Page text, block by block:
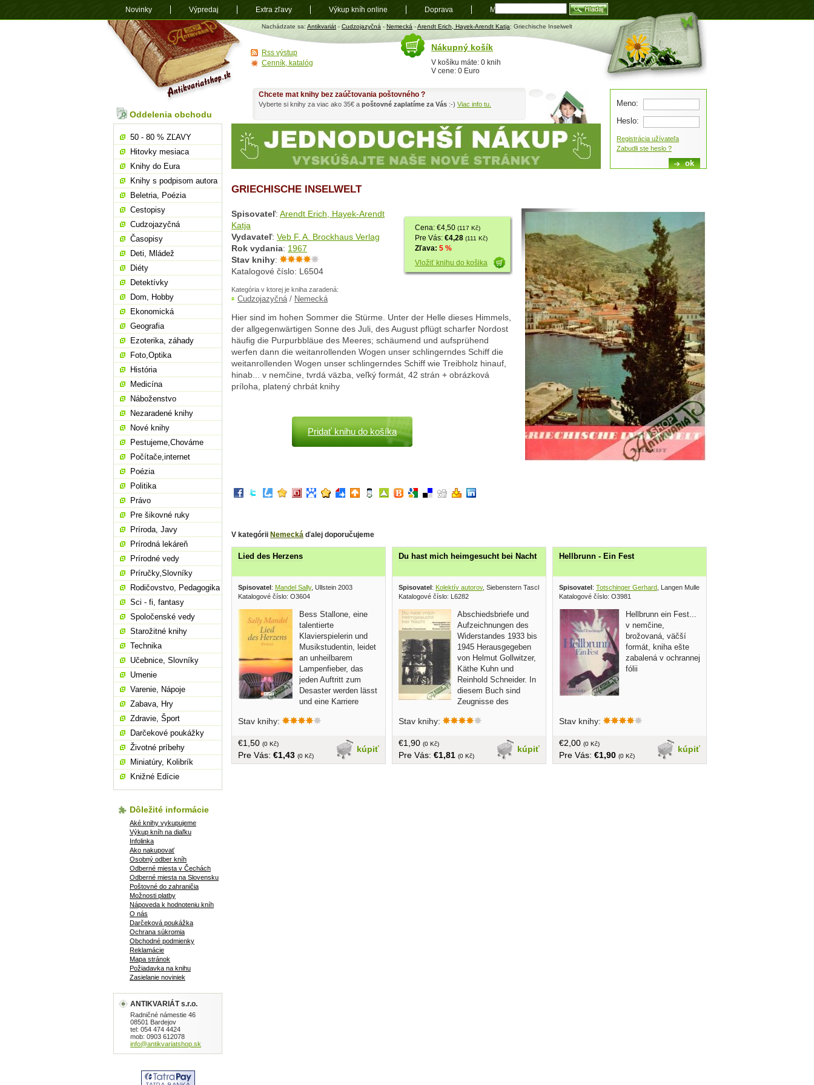
Antikvariát
shop.sk
Nachádzate sa: Antikvariát - Cudzojazyčná - Nemecká -Arendt Erich, Hayek-Arendt Katja: Griechische Inselwelt
GRIECHISCHE INSELWELT
Cena: €4,50 (117 Kč)
Pre Vás: €4,28 (111 Kč)
Zľava: 5 %
Vložiť knihu do košika
Spisovateľ: Arendt Erich, Hayek-Arendt
Katja
Vydavateľ: Veb F. A. Brockhaus Verlag
Rok vydania: 1967
Stav knihy:
Katalogové číslo: L6504
Kategória v ktorej je kniha zaradená:
Cudzojazyčná/ Nemecká
Hier sind im hohen Sommer die Stürme. Unter der Helle dieses Himmels,
der allgegenwärtigen Sonne des Juli, des August pflügt scharfer Nordost
häufig die Purpurbbläue des Meeres; schäumend und aufsprühend
werfen dann die weitanrollenden Wogen unser schlingerndes Schiff die
weitanrollenden Wogen unser schlingerndes Schiff wie Treibholz hinauf,
hinab... v nemčine, tvrdá väzba, veľký formát, 42 strán + obrázková
príloha, platený chrbát knihy
Pridať knihu do košíka
V kategórii Nemecká ďalej doporučujeme
Lied des Herzens
Spisovatel: Mandel Sally, Ullstein 2003
Katalogové číslo: O3604
Bess Stallone, eine
talentierte
Klavierspielerin und
Musikstudentin, leidet
an unheilbarem
Lampenfieber, das
jeden Auftritt zum
Desaster werden lässt
und eine Karriere
brožovaná,menší formát, 352 strán
Stav knihy:
kúpiť
€1,50 (0 Kč)
Pre Vás: €1,43 (0 Kč)
Du hast mich heimgesucht bei Nacht
Spisovatel: Kolektív autorov, Siebenstern Taschenbuch Verlag 1954
Katalogové číslo: L6282
Abschiedsbriefe und
Aufzeichnungen des
Widerstandes 1933 bis
1945 Herausgegeben
von Helmut Gollwitzer,
Käthe Kuhn und
Reinhold Schneider. In
diesem Buch sind
Zeugnisse des
nationalsozialischen Terror gesammelt -
Gedichte, Briefe, vor allem
Abschiedsbriefe derer, die von den
Machthabern des Dritten Reiches zum
Stav knihy:
kúpiť
€1,90 (0 Kč)
Pre Vás: €1,81 (0 Kč)
Hellbrunn - Ein Fest
Spisovatel: Totschinger Gerhard , Langen Muller ?
Katalogové číslo: O3981
Hellbrunn ein Fest...
v nemčine,
brožovaná, väčší
formát, kniha ešte
zabalená v ochrannej
fólii
Stav knihy:
kúpiť
€2,00 (0 Kč)
Pre Vás: €1,90 (0 Kč)
Chcete mat knihy bez zaúčtovania poštovného ?
Vyberte si knihy za viac ako 35€ a poštovné zaplatíme za Vás :-) Viac info tu.
Oddelenia obchodu
50 - 80 % ZĽAVY
Hitovky mesiaca
Knihy do Eura
Knihy s podpisom autora
Beletria, Poézia
Cestopisy
Cudzojazyčná
Časopisy
Deti, Mládež
Diéty
Detektívky
Dom, Hobby
Ekonomická
Geografia
Ezoterika, záhady
Foto,Optika
História
Medicína
Náboženstvo
Nezaradené knihy
Nové knihy
Pestujeme,Chováme
Počítače,internet
Poézia
Politika
Právo
Pre šikovné ruky
Príroda, Javy
Prírodná lekáreň
Prírodné vedy
Príručky,Slovníky
Rodičovstvo, Pedagogika
Sci - fi, fantasy
Spoločenské vedy
Starožitné knihy
Technika
Učebnice, Slovníky
Umenie
Varenie, Nápoje
Zabava, Hry
Zdravie, Šport
Darčekové poukážky
Životné príbehy
Miniatúry, Kolibrík
Knižné Edície
Dôležité informácie
Aké knihy vykupujeme
Výkup kníh na diaľku
Infolinka
Ako nakupovať
Osobný odber kníh
Odberné miesta v Čechách
Odberné miesta na Slovensku
Poštovné do zahraničia
Možnosti platby
Nápoveda k hodnoteniu kníh
O nás
Darčeková poukážka
Ochrana súkromia
Obchodné podmienky
Reklamácie
Mapa stránok
Požiadavka na knihu
Zasielanie noviniek
ANTIKVARIÁT s.r.o.
Radničné námestie 46
08501 Bardejov
tel: 054 474 4424
mob: 0903 612078
info@antikvariatshop.sk
Meno:
Heslo:
Registrácia užívateľa
Zabudli ste heslo ?
Nákupný košík
V košíku máte: 0 knih
V cene: 0 Euro
Rss výstup
Cenník, katalóg
Novinky Výpredaj Extra zľavy Výkup kníh online Doprava Mapa